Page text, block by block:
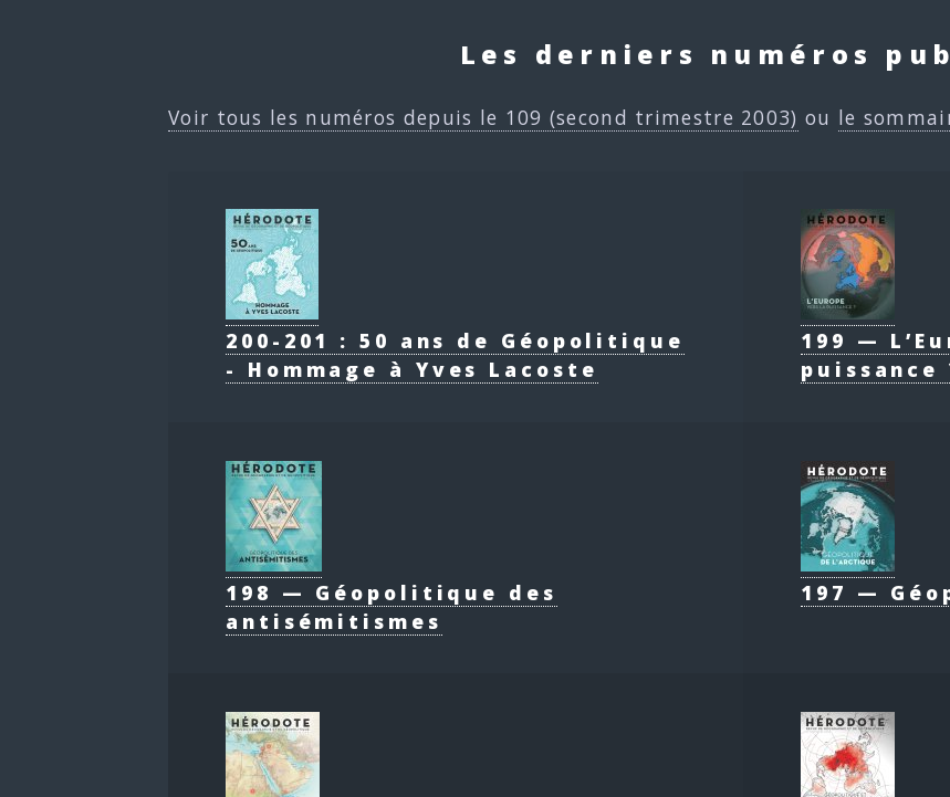
Les derniers numéros
Voir tous les numéros depuis le 109 (second trimestre 2003) ou le
200-201 : 50 ans de Géopolitique
- Hommage à Yves Lacoste
199 —
puissance
198 — Géopolitique des
antisémitismes
197 —